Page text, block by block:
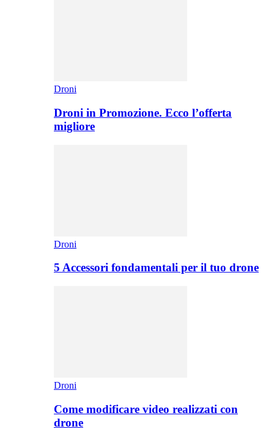
Droni
Droni in Promozione. Ecco l’offerta
migliore
Droni
5 Accessori fondamentali per il tuo drone
Droni
Come modificare video realizzati con
drone